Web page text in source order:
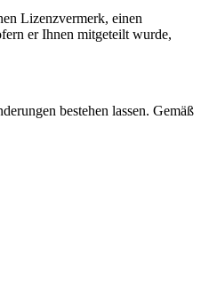
Lizenzvermerk, einen
er Ihnen mitgeteilt wurde,
bestehen lassen. Gemäß